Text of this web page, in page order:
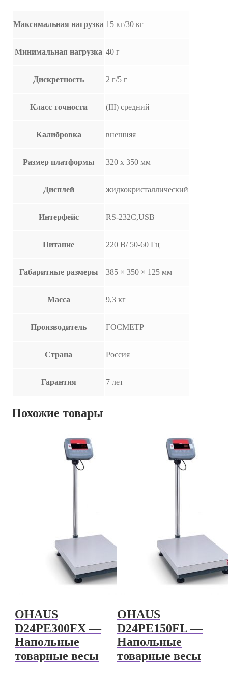
Максимальная нагрузка 15 кг/30 кг
Минимальная нагрузка 40 г
Дискретность 2 г/5 г
Класс точности (III) средний
Калибровка внешняя
Размер платформы 320 х 350 мм
Дисплей жидкокристаллический
Интерфейс RS-232C,USB
Питание 220 В/ 50-60 Гц
Габаритные размеры 385 × 350 × 125 мм
Масса 9,3 кг
Производитель ГОСМЕТР
Страна Россия
Гарантия 7 лет
Похожие товары
OHAUS
D24PE300FX —
Напольные
товарные весы
OHAUS
D24PE150FL —
Напольные
товарные весы